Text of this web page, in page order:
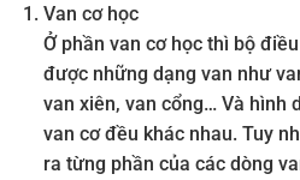
Van cơ học
Ở phần van cơ học thì bộ
được những dạng van như
van xiên, van cổng… Và hình
van cơ đều khác nhau. Tuy
ra từng phần của các dòng